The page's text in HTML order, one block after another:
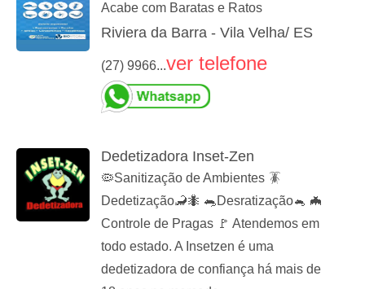
Acabe com Baratas e Ratos
Riviera da Barra - Vila Velha/ ES
(27) 9966...ver telefone
Dedetizadora Inset-Zen
🦠Sanitização de Ambientes 🪳
Dedetização🦂🐜 🐀Desratização🐁 🦇
Controle de Pragas 🚩 Atendemos em
todo estado. A Insetzen é uma
dedetizadora de confiança há mais de